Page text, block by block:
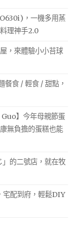
，一機多用蒸
理神手2.0
，來體驗小小苔球
食 / 輕食 / 甜點，
】今年母親節蛋
無負擔的蛋糕也能
的二號店，就在牧
宅配到府，輕鬆DIY